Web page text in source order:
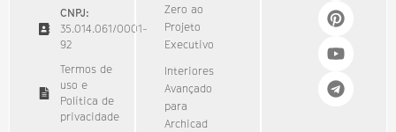
CNPJ:
35.014.061/0001-
92​
Termos de
uso e
Política de
privacidade
Zero ao
Projeto
Executivo
Interiores
Avançado
para
Archicad